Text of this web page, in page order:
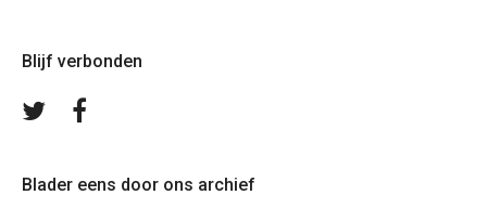
Blijf verbonden
Volg
Blader eens door ons archief